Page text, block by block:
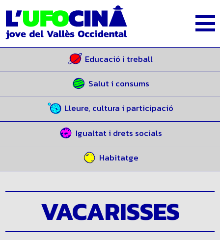
Educació i treball
Salut i consums
Lleure, cultura i participació
Igualtat i drets socials
Habitatge
VACARISSES